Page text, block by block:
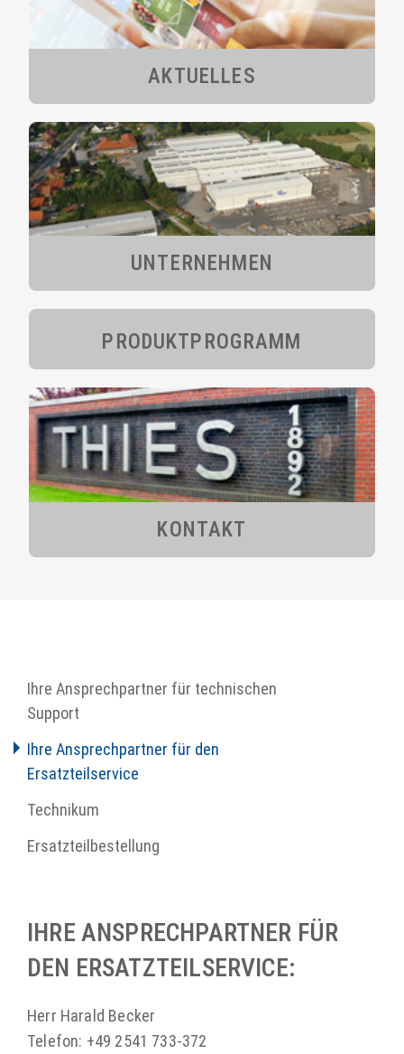
AKTUELLES
UNTERNEHMEN
PRODUKT­PROGRAMM
KONTAKT
Ihre Ansprechpartner für technischen
Support
Ihre Ansprechpartner für den
Ersatzteilservice
Technikum
Ersatzteilbestellung
IHRE ANSPRECHPARTNER FÜR
DEN ERSATZTEILSERVICE:
Herr Harald Becker
Telefon: +49 2541 733-372